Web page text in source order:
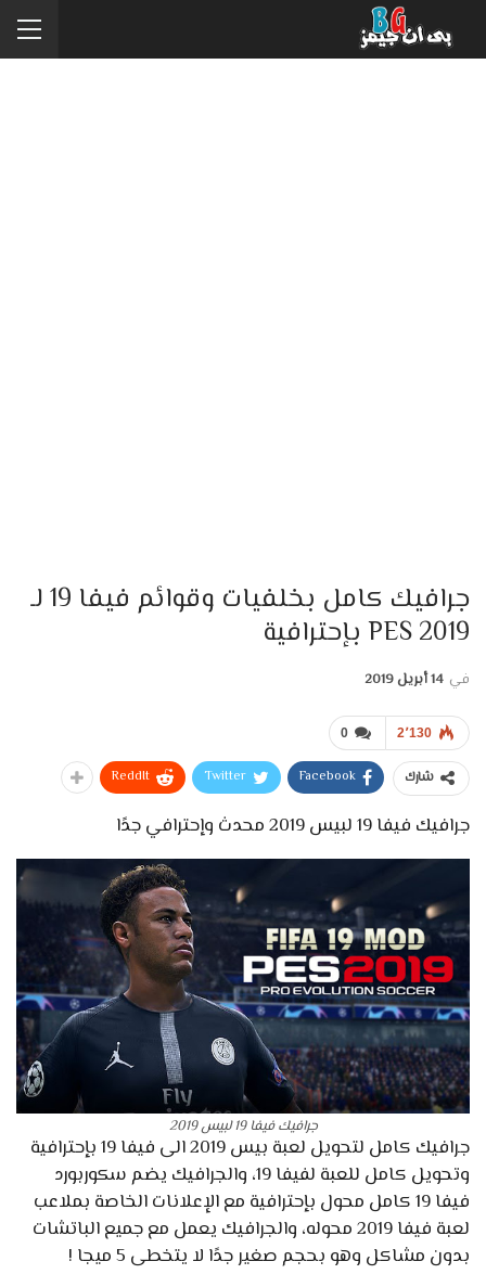
جرافيك كامل بخلفيات وقوائم فيفا 19 لـ
PES 2019 بإحترافية
في 14 أبريل 2019
0 2٬130
شارك Facebook
Twitter
ReddIt
جرافيك فيفا 19 لبيس 2019 محدث وإحترافي جدًا
جرافيك فيفا 19 لبيس 2019
جرافيك كامل لتحويل لعبة بيس 2019 الى فيفا 19 بإحترافية
وتحويل كامل للعبة لفيفا 19، والجرافيك يضم سكوربورد
فيفا 19 كامل محول بإحترافية مع الإعلانات الخاصة بملاعب
لعبة فيفا 2019 محوله، والجرافيك يعمل مع جميع الباتشات
بدون مشاكل وهو بحجم صغير جدًا لا يتخطى 5 ميجا !